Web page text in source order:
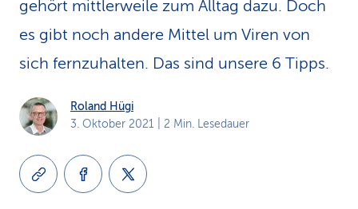
-
gehört mittlerweile zum Alltag dazu. Doch
es gibt noch andere Mittel um Viren von
sich fern­zuhalten. Das sind unsere 6 Tipps.
Roland Hügi
3. Oktober 2021 | 2 Min. Lesedauer